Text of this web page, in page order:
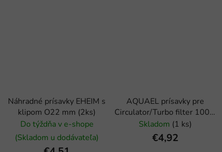
Náhradné prísavky EHEIM s
klipom O22 mm (2ks)
Do týždňa v e-shope
(Skladom u dodávateľa)
AQUAEL prísavky pre
Circulator/Turbo filter 1000,
1500, 2000 - 4ks
Skladom (1 ks)
€4,92